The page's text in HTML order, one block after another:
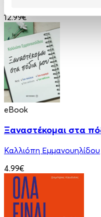
12.99€
eBook
Ξαναστέκομαι στα
Καλλιόπη Εμμανουηλίδου
4.99€